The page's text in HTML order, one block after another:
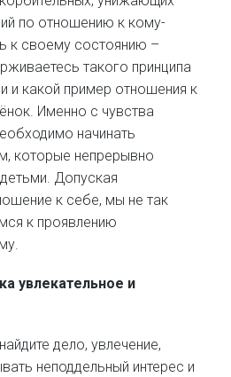
по отношению к кому-
к своему состоянию –
такого принципа
и какой пример отношения к
Именно с чувства
начинать
которые непрерывно
Допуская
к себе, мы не так
к проявлению
увлекательное и
дело, увлечение,
неподдельный интерес и